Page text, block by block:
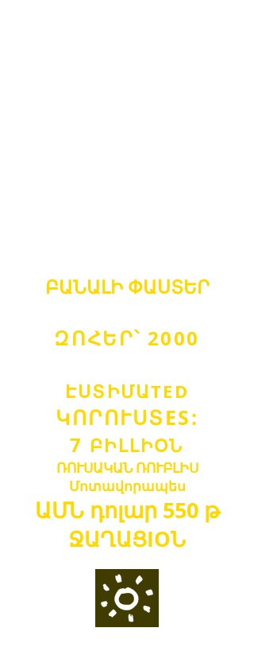
ԲԱՆԱԼԻ ՓԱՍՏԵՐ
ԶՈՀԵՐ՝ 2000
ԷՍՏԻՄԱTED
ԿՈՐՈՒՍՏES:
7 ԲԻԼԼԻՕՆ
ՌՈՒՍԱԿԱՆ ՌՈՒԲԼԻՍ
Մոտավորապես
ԱՄՆ դոլար 550 թ
ՋԱՂԱՑIOՆ